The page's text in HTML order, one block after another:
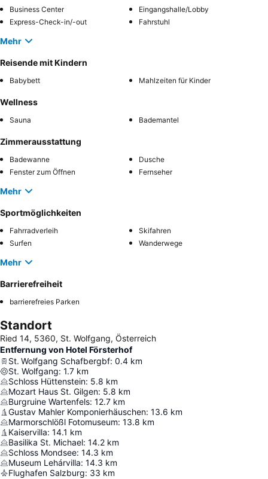
Business Center
Eingangshalle/Lobby
Express-Check-in/-out
Fahrstuhl
Mehr
Reisende mit Kindern
Babybett Mahlzeiten für Kinder
Wellness
Sauna Bademantel
Zimmerausstattung
Badewanne
Dusche
Fenster zum Öffnen
Fernseher
Mehr
Sportmöglichkeiten
Fahrradverleih
Skifahren
Surfen
Wanderwege
Mehr
Barrierefreiheit
barrierefreies Parken
Standort
Ried 14, 5360, St. Wolfgang, Österreich
Entfernung von Hotel Försterhof
St. Wolfgang Schafbergbf: 0.4 km
St. Wolfgang: 1.7 km
Schloss Hüttenstein: 5.8 km
Mozart Haus St. Gilgen: 5.8 km
Burgruine Wartenfels: 12.7 km
Gustav Mahler Komponierhäuschen: 13.6 km
Marmorschlößl Fotomuseum: 13.8 km
Kaiservilla: 14.1 km
Basilika St. Michael: 14.2 km
Schloss Mondsee: 14.3 km
Museum Lehárvilla: 14.3 km
Flughafen Salzburg: 33 km